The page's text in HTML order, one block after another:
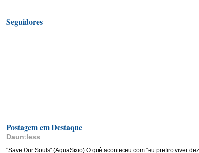
Seguidores
Postagem em Destaque
Dauntless
"Save Our Souls" (AquaSixio) O quê aconteceu com “eu prefiro viver dez